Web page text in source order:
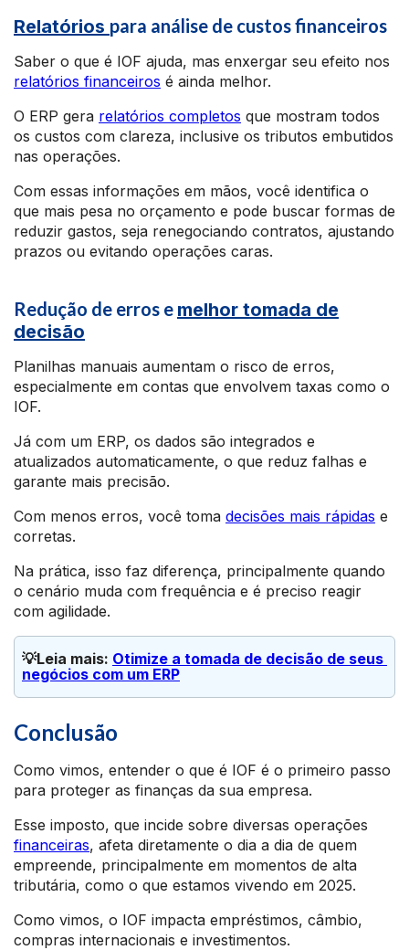
Relatórios para análise de custos financeiros
Saber o que é IOF ajuda, mas enxergar seu efeito nos
relatórios financeiros é ainda melhor.
O ERP gera relatórios completos que mostram todos
os custos com clareza, inclusive os tributos embutidos
nas operações.
Com essas informações em mãos, você identifica o
que mais pesa no orçamento e pode buscar formas de
reduzir gastos, seja renegociando contratos, ajustando
prazos ou evitando operações caras.
Redução de erros e melhor tomada de
decisão
Planilhas manuais aumentam o risco de erros,
especialmente em contas que envolvem taxas como o
IOF.
Já com um ERP, os dados são integrados e
atualizados automaticamente, o que reduz falhas e
garante mais precisão.
Com menos erros, você toma decisões mais rápidas e
corretas.
Na prática, isso faz diferença, principalmente quando
o cenário muda com frequência e é preciso reagir
com agilidade.
💡Leia mais: Otimize a tomada de decisão de seus
negócios com um ERP
Conclusão
Como vimos, entender o que é IOF é o primeiro passo
para proteger as finanças da sua empresa.
Esse imposto, que incide sobre diversas operações
financeiras, afeta diretamente o dia a dia de quem
empreende, principalmente em momentos de alta
tributária, como o que estamos vivendo em 2025.
Como vimos, o IOF impacta empréstimos, câmbio,
compras internacionais e investimentos.